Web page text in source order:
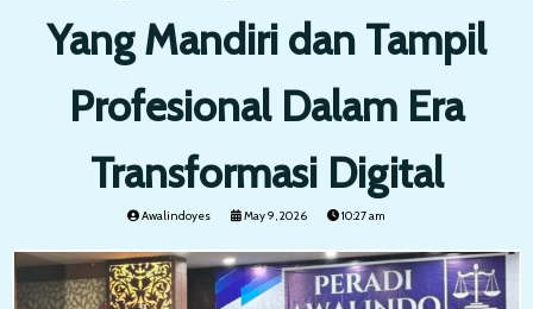
Yang Mandiri dan Tampil
Profesional Dalam Era
Transformasi Digital
Awalindoyes May 9, 2026 10:27 am